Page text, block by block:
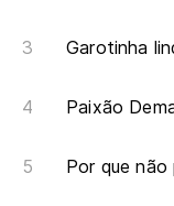
Garotinha
Paixão
Por que não